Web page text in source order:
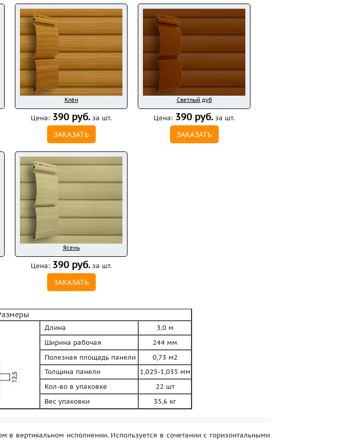
Клён Светлый дуб
Цена: 390 руб. за шт.
ЗАКАЗАТЬ
Цена: 390 руб. за шт.
ЗАКАЗАТЬ
Ясень
Цена: 390 руб. за шт.
ЗАКАЗАТЬ
Длина
3,0 м
Ширина рабочая
244 мм
Полезная площадь панели
0,73 м2
Толщина панели
1,025-1,035 мм
Кол-во в упаковке
22 шт
Вес упаковки
35,6 кг
в вертикальном исполнении. Используется в сочетании с горизонтальными